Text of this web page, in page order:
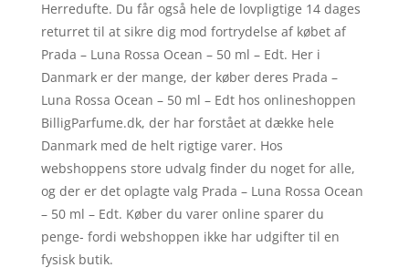
Herredufte. Du får også hele de lovpligtige 14 dages
returret til at sikre dig mod fortrydelse af købet af
Prada – Luna Rossa Ocean – 50 ml – Edt. Her i
Danmark er der mange, der køber deres Prada –
Luna Rossa Ocean – 50 ml – Edt hos onlineshoppen
BilligParfume.dk, der har forstået at dække hele
Danmark med de helt rigtige varer. Hos
webshoppens store udvalg finder du noget for alle,
og der er det oplagte valg Prada – Luna Rossa Ocean
– 50 ml – Edt. Køber du varer online sparer du
penge- fordi webshoppen ikke har udgifter til en
fysisk butik.